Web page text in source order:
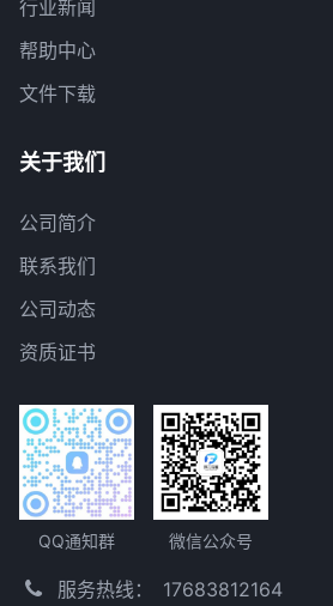
行业新闻
帮助中心
文件下载
关于我们
公司简介
联系我们
公司动态
资质证书
QQ通知群 微信公众号
服务热线： 17683812164